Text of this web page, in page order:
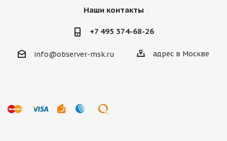
Наши контакты
+7 495 374-68-26
info@observer-msk.ru адрес в Москве